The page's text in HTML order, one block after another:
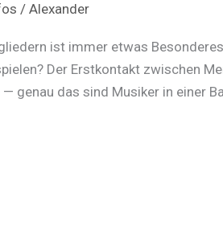
/Alexander
ist immer etwas
Der Erstkontakt zwischen
genau das sind Musiker in einer